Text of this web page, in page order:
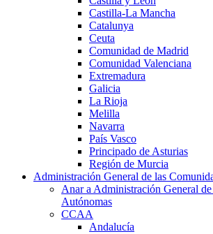
Castilla-La Mancha
Catalunya
Ceuta
Comunidad de Madrid
Comunidad Valenciana
Extremadura
Galicia
La Rioja
Melilla
Navarra
País Vasco
Principado de Asturias
Región de Murcia
Administración General de las
Anar a Administración General
Autónomas
CCAA
Andalucía